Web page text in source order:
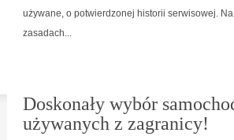
używane, o potwierdzonej historii serwisowej.
zasadach...
Doskonały wybór
używanych z zagranicy!